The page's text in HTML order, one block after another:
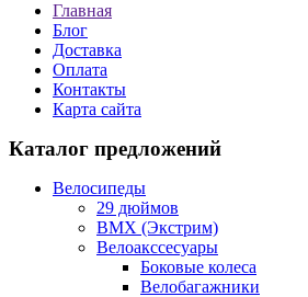
Главная
Блог
Доставка
Оплата
Контакты
Карта сайта
Каталог предложений
Велосипеды
29 дюймов
BMX (Экстрим)
Велоакссесуары
Боковые колеса
Велобагажники